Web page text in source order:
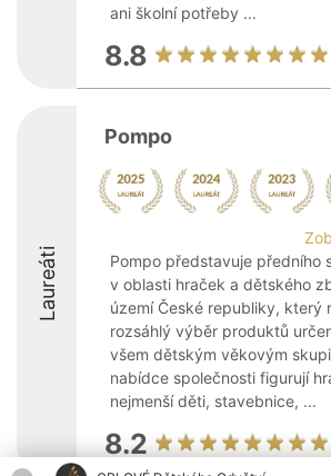
ani školní potřeby ...
8.8
Laureáti
Pompo
Pompo představuje předního
v oblasti hraček a dětského
území České republiky, který
rozsáhlý výběr produktů
všem dětským věkovým
nabídce společnosti figurují
nejmenší děti, stavebnice, ...
8.2